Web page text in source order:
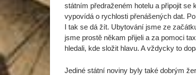
státním předraženém hotelu a připojit
vypovídá o rychlosti přenášených dat.
I tak se dá žít. Ubytování jsme ze
jsme prostě někam přijeli a za pomoci
hledali, kde složit hlavu. A vždycky to
Jediné státní noviny byly také dobrým